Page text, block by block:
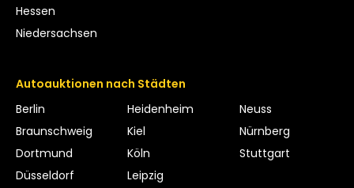
Hessen
Niedersachsen
Autoauktionen nach Städten
Berlin
Braunschweig
Dortmund
Düsseldorf
Heidenheim
Kiel
Köln
Leipzig
Neuss
Nürnberg
Stuttgart